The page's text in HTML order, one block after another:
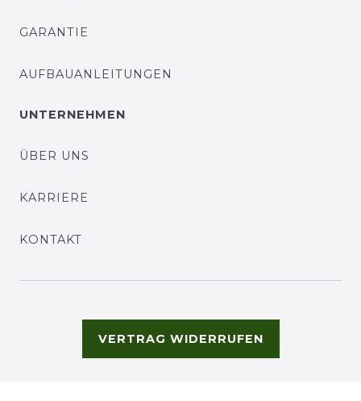
GARANTIE
AUFBAUANLEITUNGEN
UNTERNEHMEN
ÜBER UNS
KARRIERE
KONTAKT
VERTRAG WIDERRUFEN